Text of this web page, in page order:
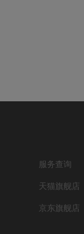
服务查询
天猫旗舰店
京东旗舰店